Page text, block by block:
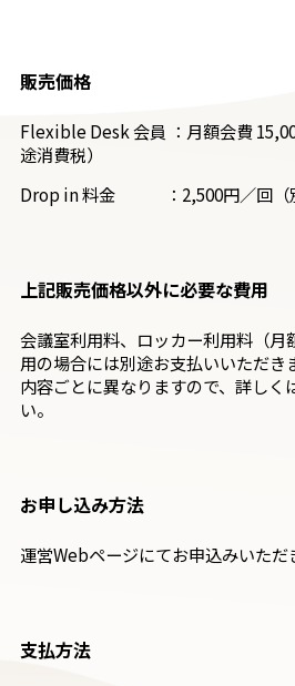
販売価格
Flexible Desk 会員 ：月額会費
途消費税）
Drop in 料金 ：2,500円／回（別
上記販売価格以外に必要な費用
会議室利用料、ロッカー利用料（月
用の場合には別途お支払いいただき
内容ごとに異なりますので、詳しく
い。
お申し込み方法
運営Webページにてお申込みいただ
支払方法